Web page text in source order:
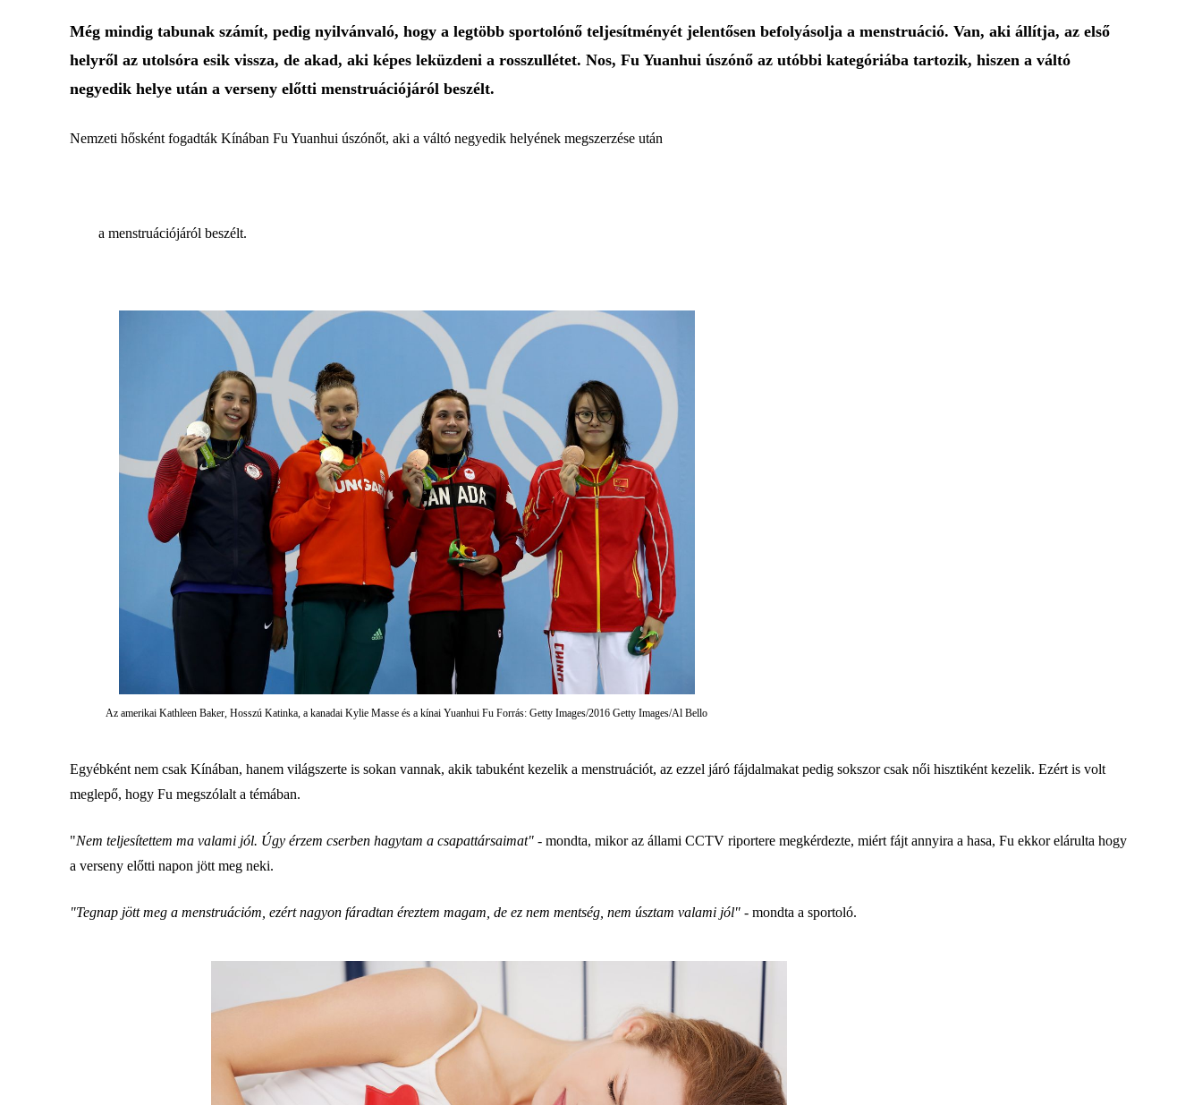
Még mindig tabunak számít, pedig nyilvánvaló, hogy a legtöbb sportolónő teljesítményét jelentősen befolyásolja a menstruáció. Van, aki állítja, az első
helyről az utolsóra esik vissza, de akad, aki képes leküzdeni a rosszullétet. Nos, Fu Yuanhui úszónő az utóbbi kategóriába tartozik, hiszen a váltó
negyedik helye után a verseny előtti menstruációjáról beszélt.
Nemzeti hősként fogadták Kínában Fu Yuanhui úszónőt, aki a váltó negyedik helyének megszerzése után
a menstruációjáról beszélt.
Az amerikai Kathleen Baker, Hosszú Katinka, a kanadai Kylie Masse és a kínai Yuanhui Fu Forrás: Getty Images/2016 Getty Images/Al Bello
Egyébként nem csak Kínában, hanem világszerte is sokan vannak, akik tabuként kezelik a menstruációt, az ezzel járó fájdalmakat pedig sokszor csak női hisztiként kezelik. Ezért is volt
meglepő, hogy Fu megszólalt a témában.
"Nem teljesítettem ma valami jól. Úgy érzem cserben hagytam a csapattársaimat" - mondta, mikor az állami CCTV riportere megkérdezte, miért fájt annyira a hasa, Fu ekkor elárulta hogy
a verseny előtti napon jött meg neki.
"Tegnap jött meg a menstruációm, ezért nagyon fáradtan éreztem magam, de ez nem mentség, nem úsztam valami jól" - mondta a sportoló.